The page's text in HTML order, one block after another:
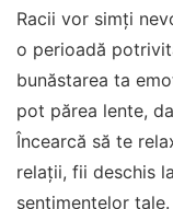
Racii vor simți
o perioadă
bunăstarea ta
pot părea lente,
Încearcă să te
relații, fii deschis
sentimentelor tale.